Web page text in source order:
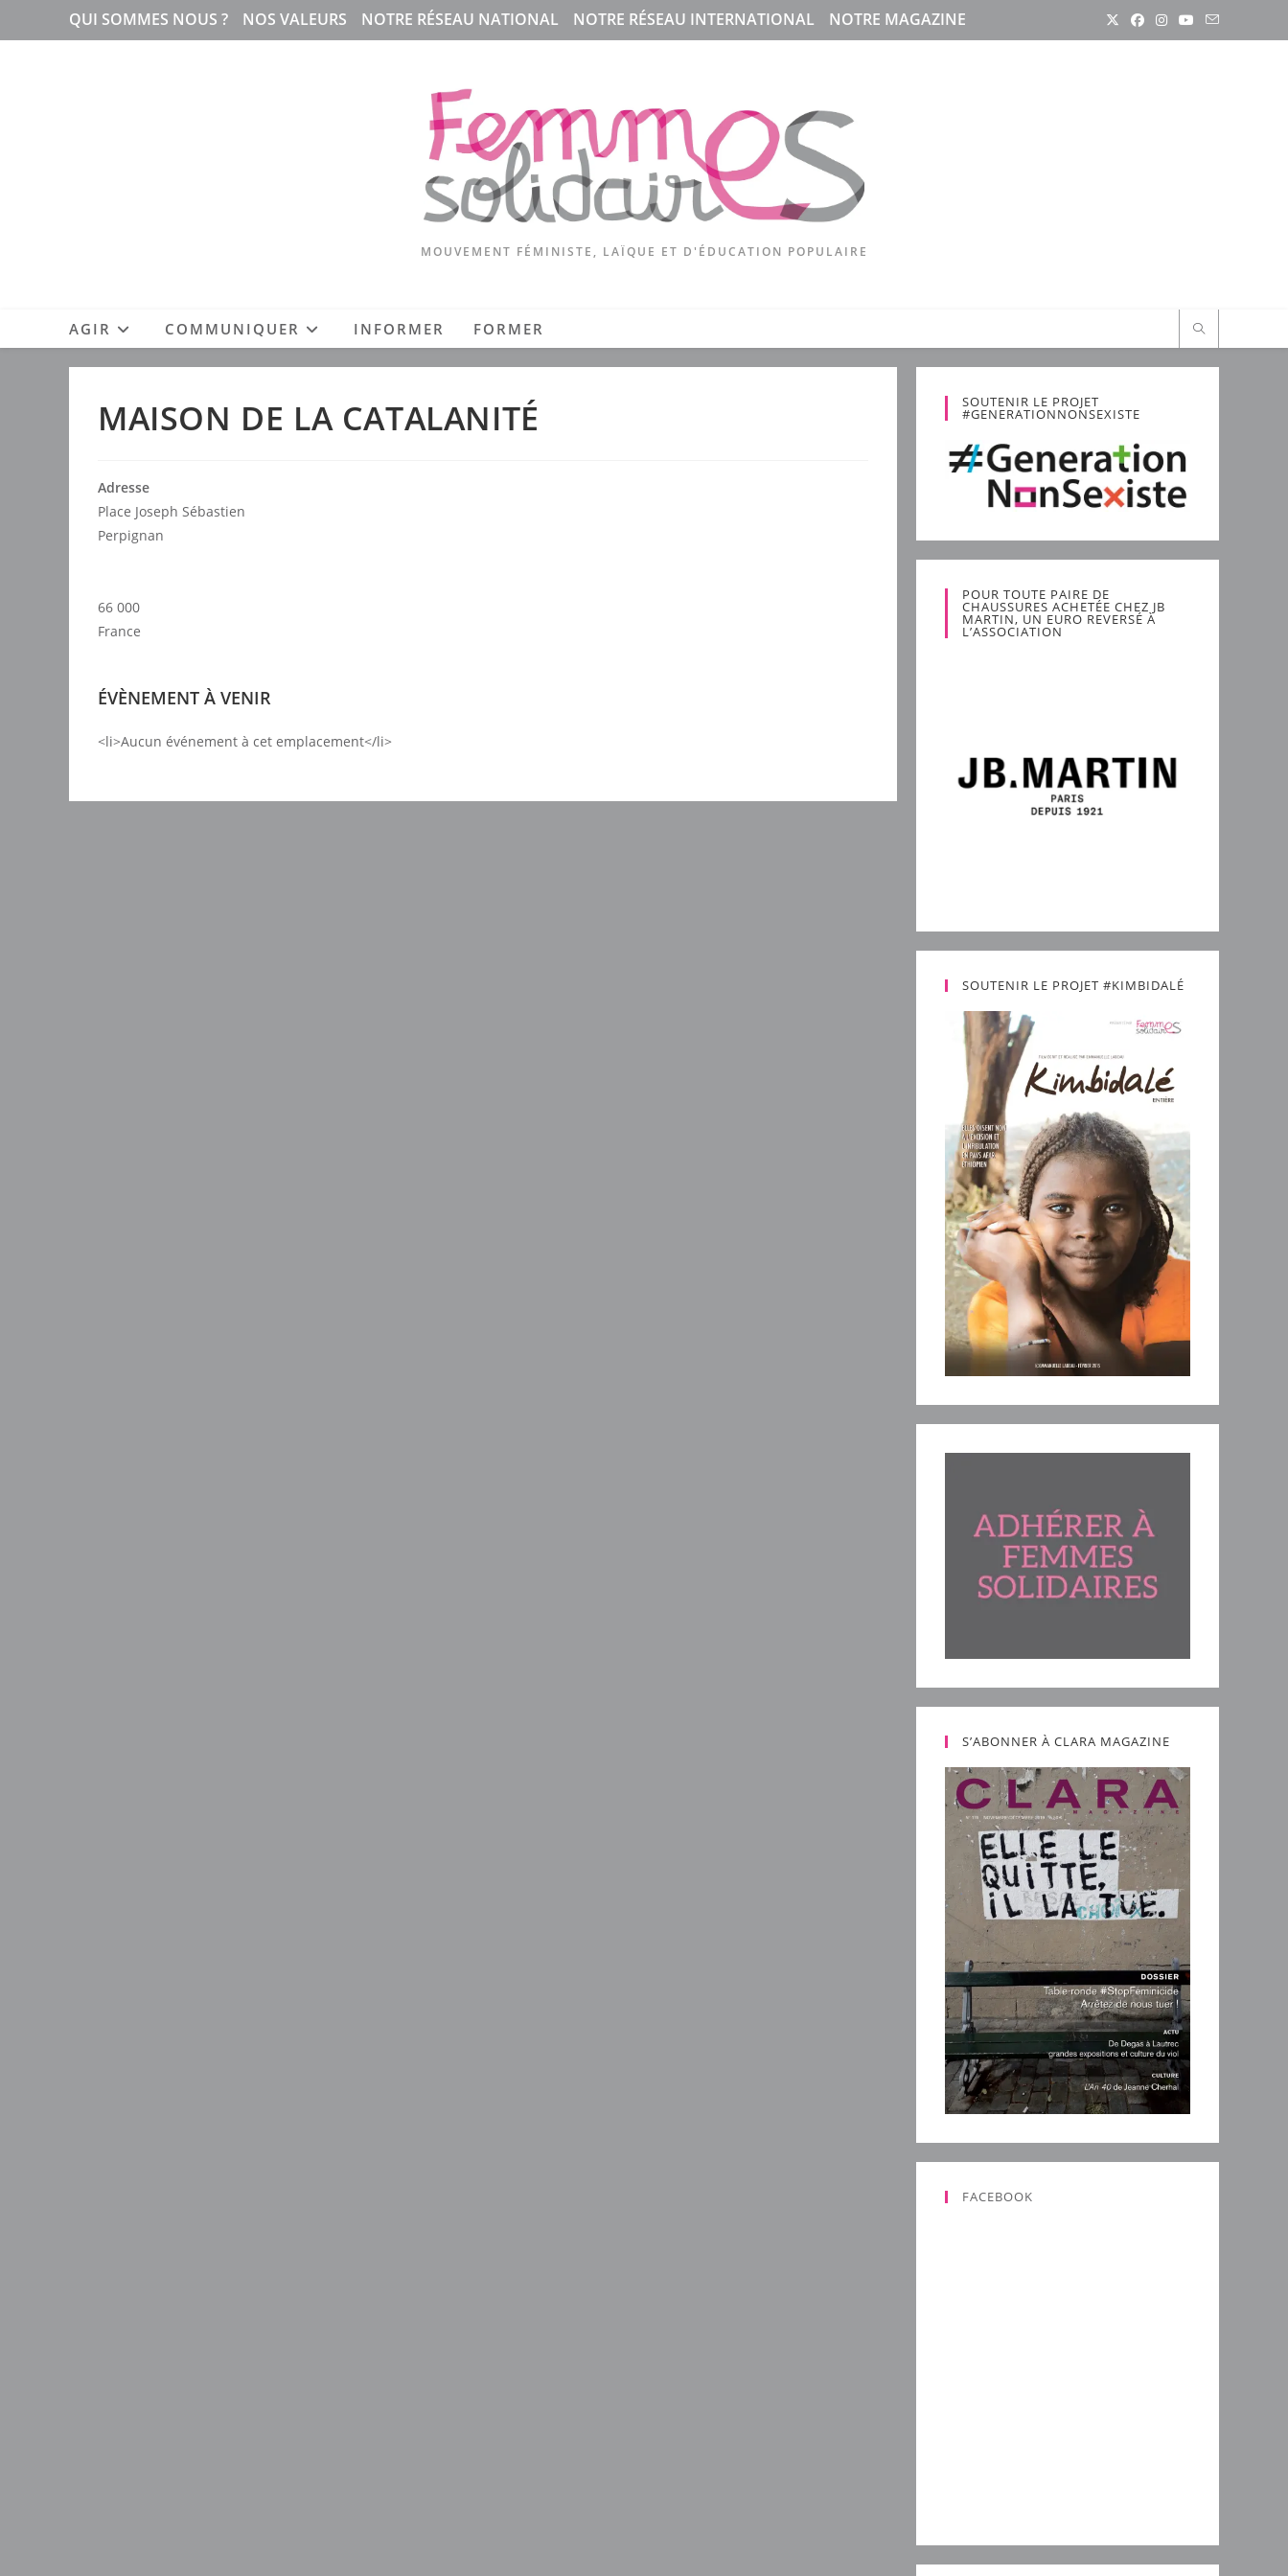
QUI SOMMES NOUS ? NOS VALEURS NOTRE RÉSEAU NATIONAL NOTRE RÉSEAU INTERNATIONAL NOTRE MAGAZINE
MOUVEMENT FÉMINISTE, LAÏQUE ET D'ÉDUCATION POPULAIRE
AGIR COMMUNIQUER INFORMER FORMER
MAISON DE LA CATALANITÉ
Adresse
Place Joseph Sébastien
Perpignan
66 000
France
ÉVÈNEMENT À VENIR
<li>Aucun événement à cet emplacement</li>
SOUTENIR LE PROJET
#GENERATIONNONSEXISTE
POUR TOUTE PAIRE DE
CHAUSSURES ACHETÉE CHEZ JB
MARTIN, UN EURO REVERSÉ À
L’ASSOCIATION
SOUTENIR LE PROJET #KIMBIDALÉ
S’ABONNER À CLARA MAGAZINE
FACEBOOK